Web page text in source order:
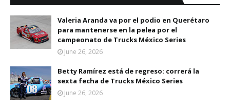
Valeria Aranda va por el podio en Querétaro
para mantenerse en la pelea por el
campeonato de Trucks México Series
June 26, 2026
Betty Ramírez está de regreso: correrá la
sexta fecha de Trucks México Series
June 26, 2026